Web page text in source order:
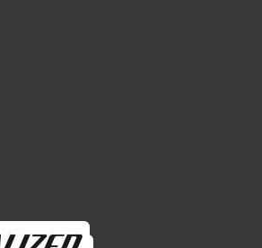
Specialized